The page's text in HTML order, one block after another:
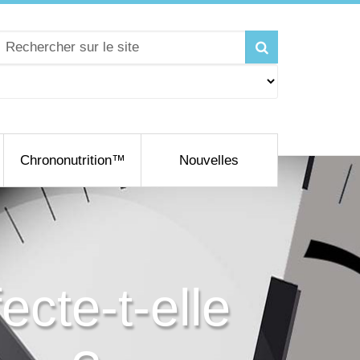
Chrononutrition™ Nouvelles
t-elle